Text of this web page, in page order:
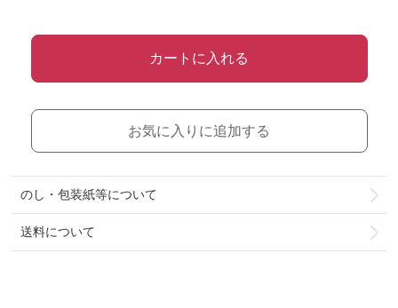
カートに入れる
お気に入りに追加する
のし・包装紙等について
送料について